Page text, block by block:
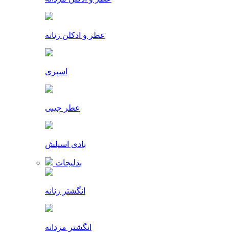
عطر و ادکلن زنانه
اسپری
عطر جیبی
بادی اسپلش
بدلیجات
انگشتر زنانه
انگشتر مردانه